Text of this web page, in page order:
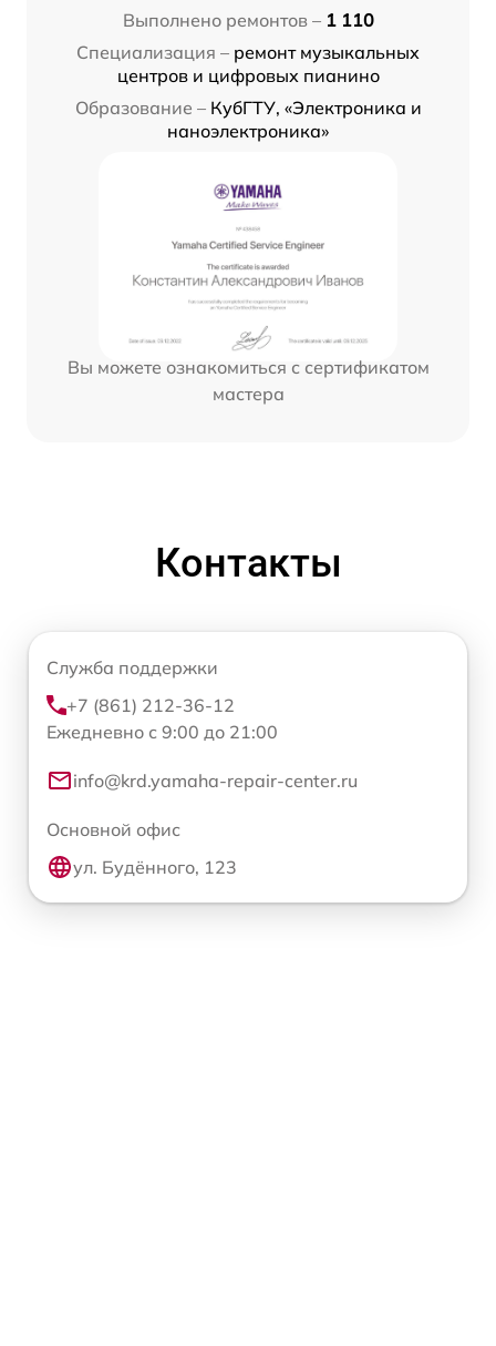
Выполнено ремонтов – 1 110
Специализация – ремонт музыкальных
центров и цифровых пианино
Образование – КубГТУ, «Электроника и
наноэлектроника»
Вы можете ознакомиться с сертификатом
мастера
Контакты
Служба поддержки
+7 (861) 212-36-12
Ежедневно с 9:00 до 21:00
info@krd.yamaha-repair-center.ru
Основной офис
ул. Будённого, 123